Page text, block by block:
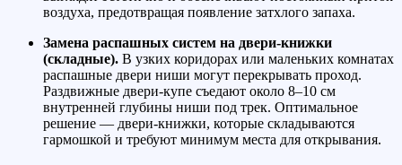
воздуха, предотвращая появление затхлого запаха.
Замена распашных систем на двери-книжки
(складные). В узких коридорах или маленьких комнатах
распашные двери ниши могут перекрывать проход.
Раздвижные двери-купе съедают около 8–10 см
внутренней глубины ниши под трек. Оптимальное
решение — двери-книжки, которые складываются
гармошкой и требуют минимум места для открывания.